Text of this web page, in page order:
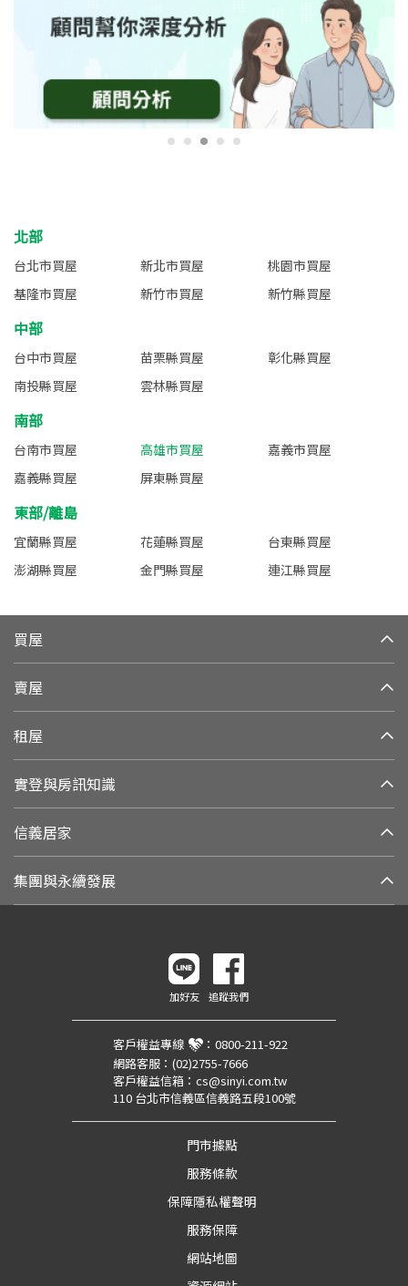
北部
台北市買屋 新北市買屋
桃園市買屋
基隆市買屋
新竹市買屋 新竹縣買屋
中部
台中市買屋 苗栗縣買屋
彰化縣買屋
南投縣買屋
雲林縣買屋
南部
台南市買屋 高雄市買屋
嘉義市買屋
嘉義縣買屋
屏東縣買屋
東部/離島
宜蘭縣買屋 花蓮縣買屋
台東縣買屋
澎湖縣買屋
金門縣買屋 連江縣買屋
買屋
賣屋
租屋
實登與房訊知識
信義居家
集團與永續發展
加好友 追蹤我們
客戶權益專線 ： 0800-211-922
網路客服： (02)2755-7666
客戶權益信箱： cs@sinyi.com.tw
110 台北市信義區信義路五段100號
門市據點
服務條款
保障隱私權聲明
服務保障
網站地圖